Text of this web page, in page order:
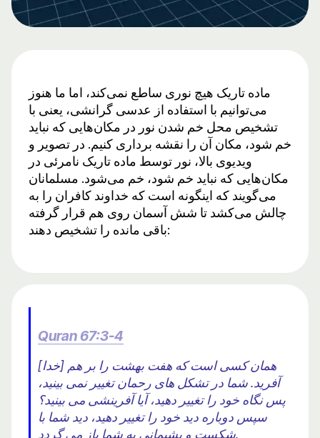
ماده تاریک هیچ نوری ساطع نمی‌کند، اما ما هنوز
می‌توانیم با استفاده از عدسی گرانشی، یعنی با
تشخیص محل خم شدن نور در مکان‌هایی که نباید
خم شود، مکان آن را نقشه برداری کنیم. در تصویر و
ویدیوی بالا، نور توسط ماده تاریک نامرئی در
مکان‌هایی که نباید خم شود، خم می‌شود. مسلمانان
می‌گویند که اینگونه است که خداوند کافران را به
چالش می‌کشد تا شش آسمان روی هم قرار گرفته
باقی مانده را تشخیص دهند:
Quran 67:3-4
[خدا] همان کسی است که هفت بهشت ​​را بر هم
آفرید. شما در تشکل های رحمان تغییر نمی بینید،
پس نگاه خود را تغییر دهید، آیا آفرینشی می بینید؟
سپس دوباره دید خود را تغییر دهید، دید شما با
شکست و پشیمانی به شما باز می گردد.